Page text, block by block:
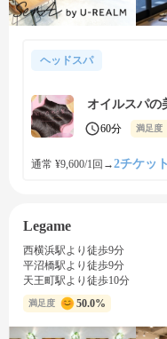
ヘッドスパ
オイルスパの
60分 満足度
通常 ¥9,600/1回 →2チケッ
Legame
西横浜駅より徒歩9分
平沼橋駅より徒歩9分
天王町駅より徒歩10分
満足度 50.0%